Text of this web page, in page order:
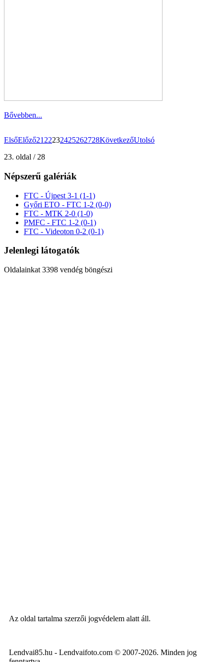
Bővebben...
ElsőElőző21 22232425262728KövetkezőUtolsó
23. oldal / 28
Népszerű galériák
FTC - Újpest 3-1 (1-1)
Győri ETO - FTC 1-2 (0-0)
FTC - MTK 2-0 (1-0)
PMFC - FTC 1-2 (0-1)
FTC - Videoton 0-2 (0-1)
Jelenlegi látogatók
Oldalainkat 3398 vendég böngészi
Az oldal tartalma szerzői jogvédelem alatt áll.
Lendvai85.hu - Lendvaifoto.com © 2007-2026. Minden jog